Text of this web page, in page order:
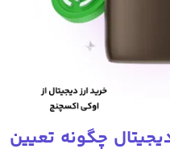
صرافی های ارز دیجیتال خارجی
بیت نیز برای معامله و خرید
ها و دسترسی های محدود
چگونه تعیین